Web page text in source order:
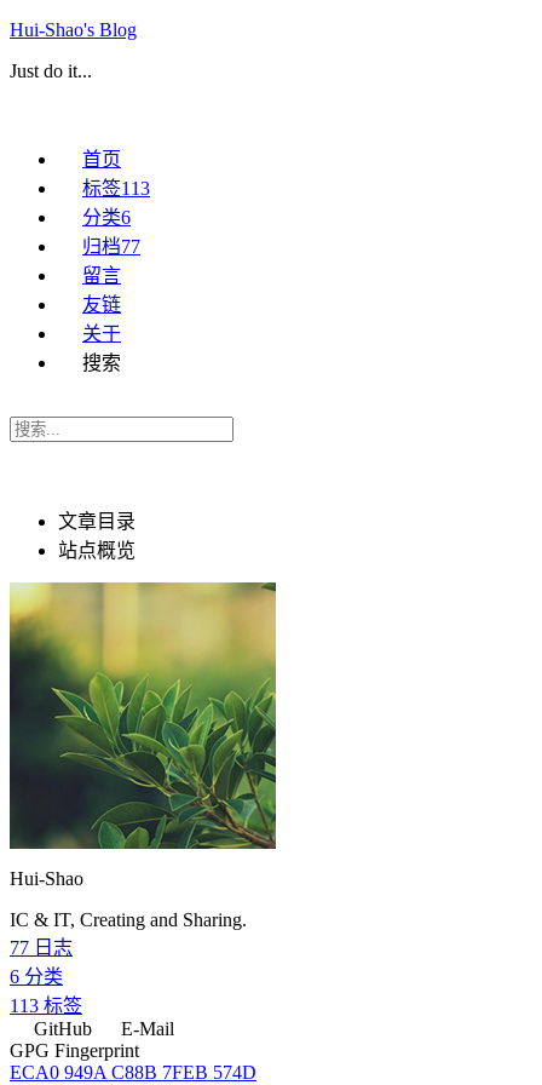
Hui-Shao's Blog
Just do it...
首页
标签113
分类6
归档77
留言
友链
关于
搜索
文章目录
站点概览
Hui-Shao
IC & IT, Creating and Sharing.
77 日志
6 分类
113 标签
GitHub
E-Mail
GPG Fingerprint
ECA0 949A C88B 7FEB 574D